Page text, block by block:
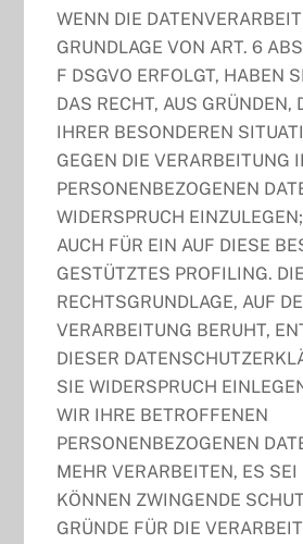
WENN DIE
GRUNDLAGE VON ART. 6
F DSGVO ERFOLGT, HABEN
DAS RECHT, AUS GRÜNDEN,
IHRER BESONDEREN
GEGEN DIE VERARBEITUNG
PERSONENBEZOGENEN
WIDERSPRUCH
AUCH FÜR EIN AUF DIESE
GESTÜTZTES PROFILING.
RECHTSGRUNDLAGE, AUF
VERARBEITUNG BERUHT,
DIESER
SIE WIDERSPRUCH
WIR IHRE BETROFFENEN
PERSONENBEZOGENEN
MEHR VERARBEITEN, ES SEI
KÖNNEN ZWINGENDE
GRÜNDE FÜR DIE